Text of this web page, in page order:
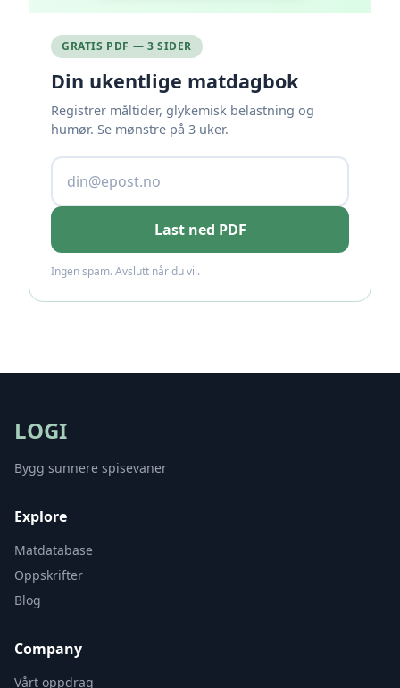
GRATIS PDF — 3 SIDER
Din ukentlige matdagbok
Registrer måltider, glykemisk belastning og
humør. Se mønstre på 3 uker.
Last ned PDF
Ingen spam. Avslutt når du vil.
LOGI
Bygg sunnere spisevaner
Explore
Matdatabase
Oppskrifter
Blog
Company
Vårt oppdrag